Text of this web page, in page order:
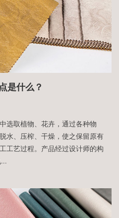
是什么？
选取植物、花卉，通过各种物
水、压榨、干燥，使之保留原有
工艺过程。产品经过设计师的构